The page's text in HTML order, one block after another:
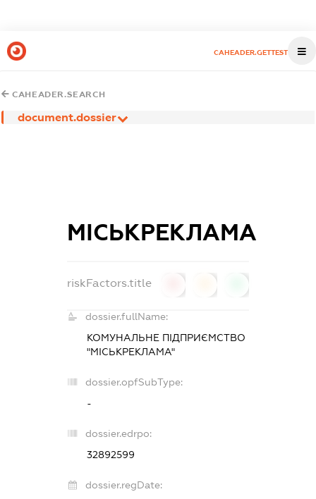
CAHEADER.GETTEST
CAHEADER.SEARCH
document.dossier
МІСЬКРЕКЛАМА
riskFactors.title
dossier.fullName:
КОМУНАЛЬНЕ ПІДПРИЄМСТВО
"МІСЬКРЕКЛАМА"
dossier.opfSubType:
-
dossier.edrpo:
32892599
dossier.regDate: